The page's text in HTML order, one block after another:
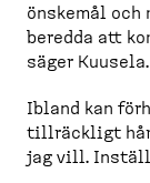
önskemål och
beredda att
säger Kuusela.
Ibland kan
tillräckligt
jag vill.